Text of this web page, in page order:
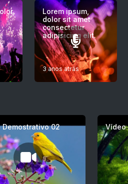
Lorem ipsum,
dolor sit amet
consectetur
adipisicing elit.
3 anos atrás
Demostrativo 02 Vídeo